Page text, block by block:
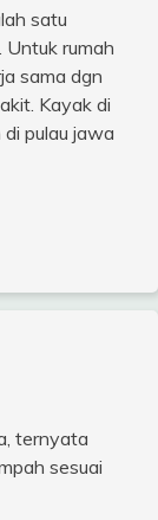
satu
rumah
sama dgn
Kayak di
pulau jawa
ternyata
sesuai